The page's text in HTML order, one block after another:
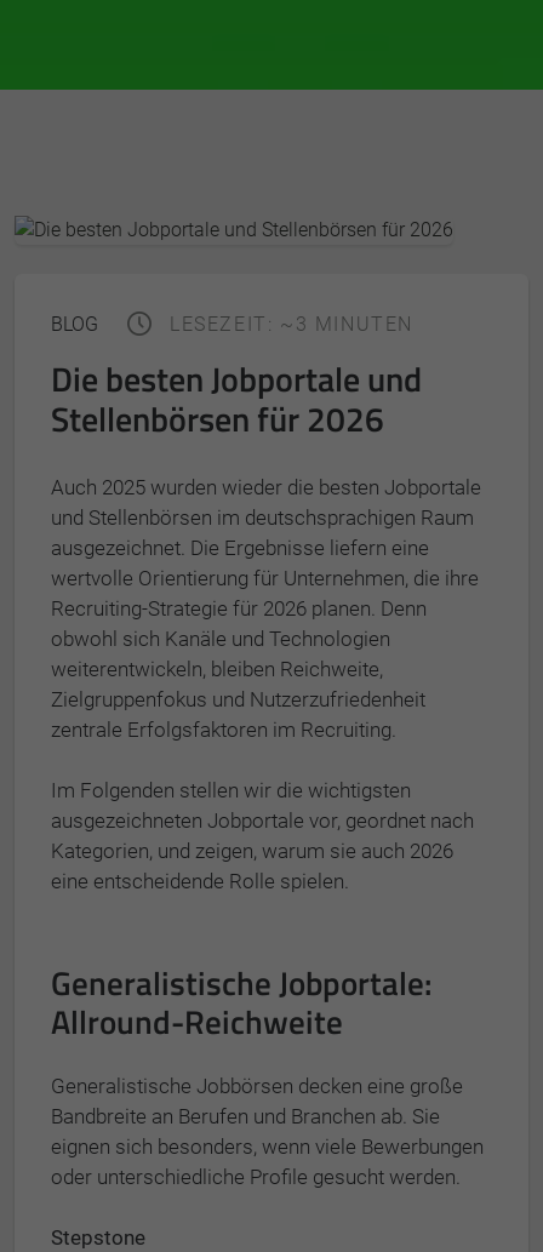
BLOG LESEZEIT: ~3 MINUTEN
Die besten Jobportale und
Stellenbörsen für 2026
Auch 2025 wurden wieder die besten Jobportale
und Stellenbörsen im deutschsprachigen Raum
ausgezeichnet. Die Ergebnisse liefern eine
wertvolle Orientierung für Unternehmen, die ihre
Recruiting-Strategie für 2026 planen. Denn
obwohl sich Kanäle und Technologien
weiterentwickeln, bleiben Reichweite,
Zielgruppenfokus und Nutzerzufriedenheit
zentrale Erfolgsfaktoren im Recruiting.
Im Folgenden stellen wir die wichtigsten
ausgezeichneten Jobportale vor, geordnet nach
Kategorien, und zeigen, warum sie auch 2026
eine entscheidende Rolle spielen.
Generalistische Jobportale:
Allround-Reichweite
Generalistische Jobbörsen decken eine große
Bandbreite an Berufen und Branchen ab. Sie
eignen sich besonders, wenn viele Bewerbungen
oder unterschiedliche Profile gesucht werden.
Stepstone